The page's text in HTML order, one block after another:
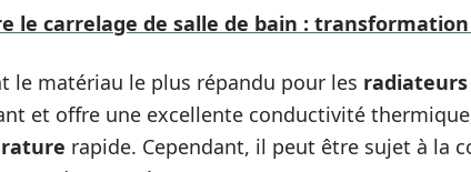
le carrelage de salle de bain :
le matériau le plus répandu pour les radiateurs
et offre une excellente conductivité
rapide. Cependant, il peut être sujet à la